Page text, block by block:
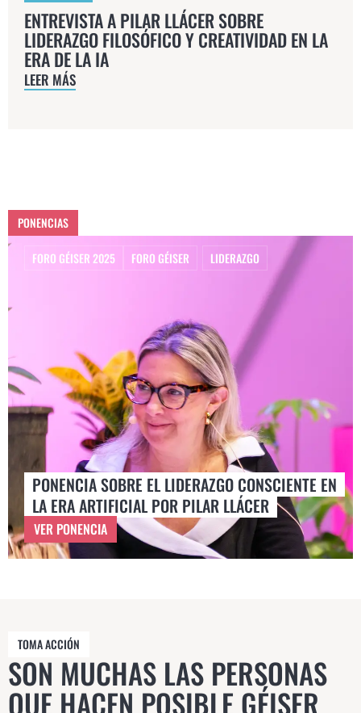
ENTREVISTA A PILAR LLÁCER SOBRE
LIDERAZGO FILOSÓFICO Y CREATIVIDAD EN LA
ERA DE LA IA
LEER MÁS
PONENCIAS
FORO GÉISER 2025 FORO GÉISER LIDERAZGO
PONENCIA SOBRE EL LIDERAZGO CONSCIENTE EN
LA ERA ARTIFICIAL POR PILAR LLÁCER
VER PONENCIA
TOMA ACCIÓN
SON MUCHAS LAS PERSONAS
QUE HACEN POSIBLE GÉISER